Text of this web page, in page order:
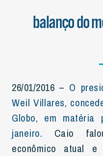
balanço do
26/01/2016 – O
Weil Villares,
Globo, em matéria
janeiro. Caio
econômico atual